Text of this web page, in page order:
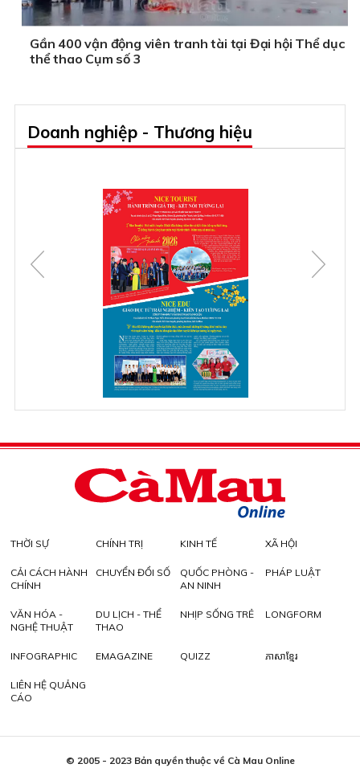
Gần 400 vận động viên tranh tài tại Đại hội Thể dục
thể thao Cụm số 3
Doanh nghiệp - Thương hiệu
THỜI SỰ CHÍNH TRỊ KINH TẾ XÃ HỘI
CẢI CÁCH HÀNH
CHÍNH
CHUYỂN ĐỔI SỐ
QUỐC PHÒNG -
AN NINH
PHÁP LUẬT
VĂN HÓA -
NGHỆ THUẬT
DU LỊCH - THỂ
THAO
NHỊP SỐNG TRẺ LONGFORM
INFOGRAPHIC EMAGAZINE QUIZZ ភាសាខ្មែរ
LIÊN HỆ QUẢNG
CÁO
© 2005 - 2023 Bản quyền thuộc về Cà Mau Online